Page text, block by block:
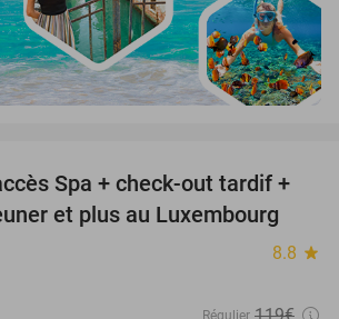
17%
Spa + check-out tardif +
et plus au Luxembourg
8.8 star
Régulier